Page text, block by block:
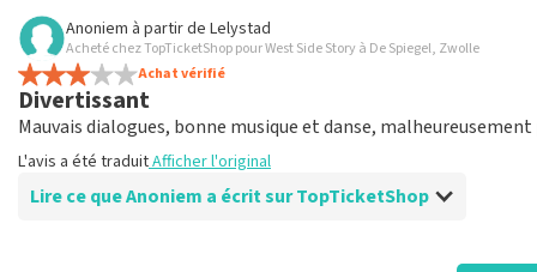
Avis de Anoniem sur
Huilé
Bon échange de courrier. Et organisé de manière efficace.
L'avis a été traduit
Anoniem à partir de Lelystad
Acheté chez TopTicketShop pour West Side Story à De Spiegel, Zwolle
Achat vérifié
Divertissant
Mauvais dialogues, bonne musique et danse,
L'avis a été traduitAfficher l'original
Lire ce que Anoniem a écrit sur TopTicketShop